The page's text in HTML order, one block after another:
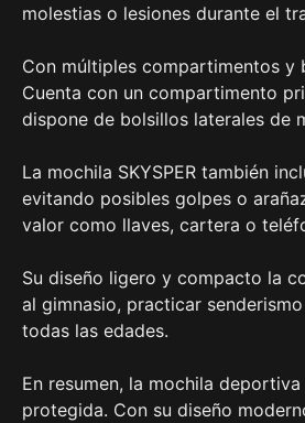
molestias o lesiones durante el
Con múltiples compartimentos y
Cuenta con un compartimento
dispone de bolsillos laterales de
La mochila SKYSPER también
evitando posibles golpes o
valor como llaves, cartera o
Su diseño ligero y compacto la
al gimnasio, practicar
todas las edades.
En resumen, la mochila
protegida. Con su diseño